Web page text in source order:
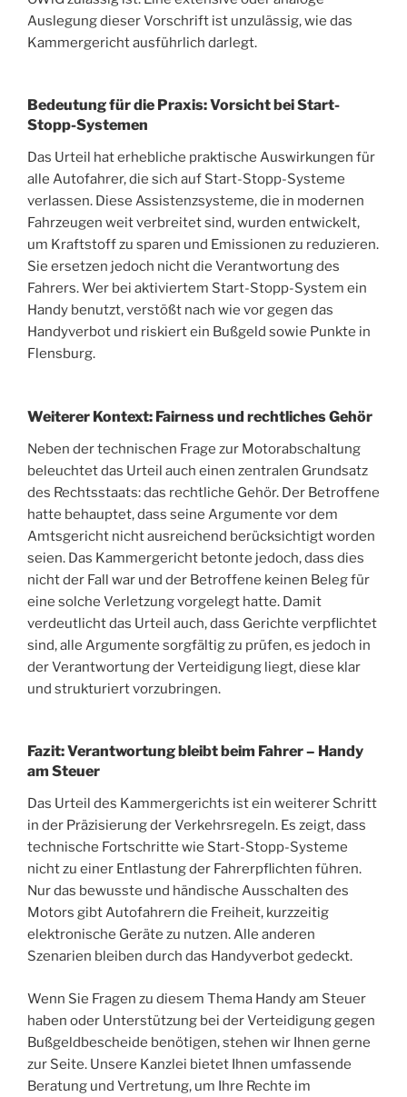
Auslegung dieser Vorschrift ist unzulässig, wie das
Kammergericht ausführlich darlegt.
Bedeutung für die Praxis: Vorsicht bei Start-
Stopp-Systemen
Das Urteil hat erhebliche praktische Auswirkungen für
alle Autofahrer, die sich auf Start-Stopp-Systeme
verlassen. Diese Assistenzsysteme, die in modernen
Fahrzeugen weit verbreitet sind, wurden entwickelt,
um Kraftstoff zu sparen und Emissionen zu reduzieren.
Sie ersetzen jedoch nicht die Verantwortung des
Fahrers. Wer bei aktiviertem Start-Stopp-System ein
Handy benutzt, verstößt nach wie vor gegen das
Handyverbot und riskiert ein Bußgeld sowie Punkte in
Flensburg.
Weiterer Kontext: Fairness und rechtliches Gehör
Neben der technischen Frage zur Motorabschaltung
beleuchtet das Urteil auch einen zentralen Grundsatz
des Rechtsstaats: das rechtliche Gehör. Der Betroffene
hatte behauptet, dass seine Argumente vor dem
Amtsgericht nicht ausreichend berücksichtigt worden
seien. Das Kammergericht betonte jedoch, dass dies
nicht der Fall war und der Betroffene keinen Beleg für
eine solche Verletzung vorgelegt hatte. Damit
verdeutlicht das Urteil auch, dass Gerichte verpflichtet
sind, alle Argumente sorgfältig zu prüfen, es jedoch in
der Verantwortung der Verteidigung liegt, diese klar
und strukturiert vorzubringen.
Fazit: Verantwortung bleibt beim Fahrer – Handy
am Steuer
Das Urteil des Kammergerichts ist ein weiterer Schritt
in der Präzisierung der Verkehrsregeln. Es zeigt, dass
technische Fortschritte wie Start-Stopp-Systeme
nicht zu einer Entlastung der Fahrerpflichten führen.
Nur das bewusste und händische Ausschalten des
Motors gibt Autofahrern die Freiheit, kurzzeitig
elektronische Geräte zu nutzen. Alle anderen
Szenarien bleiben durch das Handyverbot gedeckt.
Wenn Sie Fragen zu diesem Thema Handy am Steuer
haben oder Unterstützung bei der Verteidigung gegen
Bußgeldbescheide benötigen, stehen wir Ihnen gerne
zur Seite. Unsere Kanzlei bietet Ihnen umfassende
Beratung und Vertretung, um Ihre Rechte im